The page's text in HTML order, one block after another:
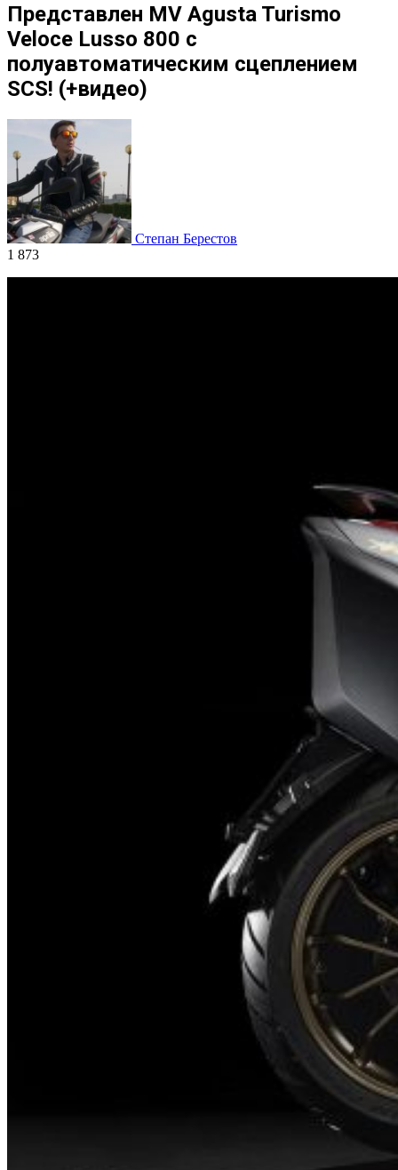
Представлен MV Agusta Turismo
Veloce Lusso 800 с
полуавтоматическим сцеплением
SCS! (+видео)
Степан Берестов
1 873